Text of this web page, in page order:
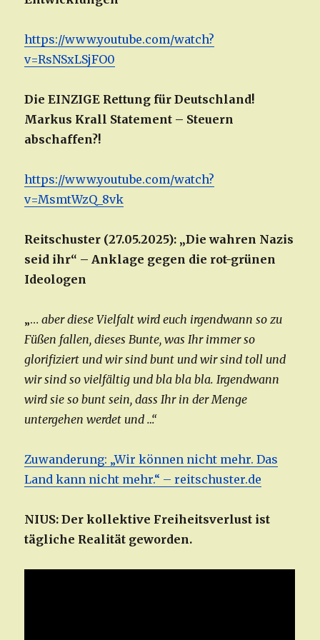
https://www.youtube.com/watch?
v=RsNSxLSjFO0
Die EINZIGE Rettung für Deutschland!
Markus Krall Statement – Steuern
abschaffen?!
https://www.youtube.com/watch?
v=MsmtWzQ_8vk
Reitschuster (27.05.2025): „Die wahren Nazis
seid ihr“ – Anklage gegen die rot-grünen
Ideologen
„…aber diese Vielfalt wird euch irgendwann so zu
Füßen fallen, dieses Bunte, was Ihr immer so
glorifiziert und wir sind bunt und wir sind toll und
wir sind so vielfältig und bla bla bla. Irgendwann
wird sie so bunt sein, dass Ihr in der Menge
untergehen werdet und …“
Zuwanderung: „Wir können nicht mehr. Das
Land kann nicht mehr.“ – reitschuster.de
NIUS: Der kollektive Freiheitsverlust ist
tägliche Realität geworden.